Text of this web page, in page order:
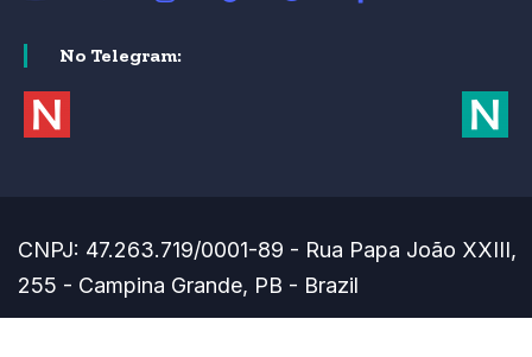
No Telegram:
CNPJ: 47.263.719/0001-89 - Rua Papa João XXIII,
255 - Campina Grande, PB - Brazil